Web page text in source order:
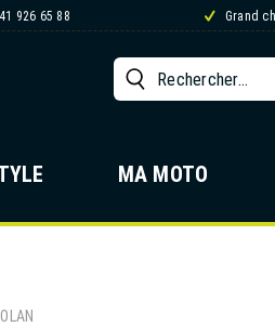
926 65 88 Grand
MA MOTO